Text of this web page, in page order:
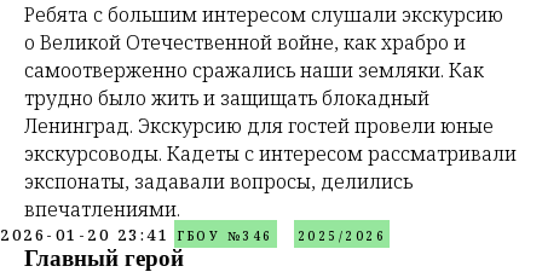
Ребята с большим интересом слушали экскурсию
о Великой Отечественной войне, как храбро и
самоотверженно сражались наши земляки. Как
трудно было жить и защищать блокадный
Ленинград. Экскурсию для гостей провели юные
экскурсоводы. Кадеты с интересом рассматривали
экспонаты, задавали вопросы, делились
впечатлениями.
2026-01-20 23:41 ГБОУ №346 2025/2026
Главный герой